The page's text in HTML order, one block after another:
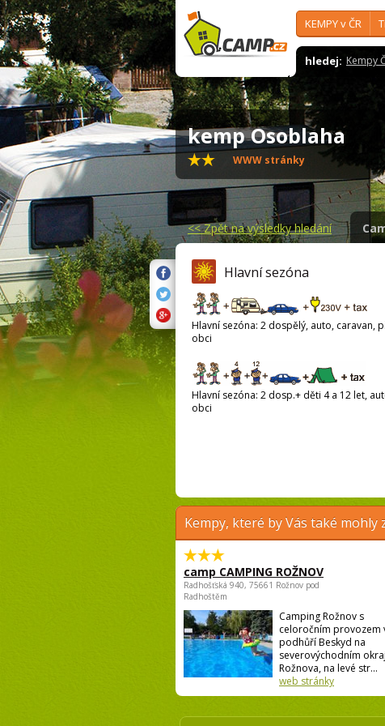
KEMPY v ČR
hledej: Kempy
kemp Osoblaha
WWW stránky
<<Zpět na výsledky hledání
Hlavní sezóna
Hlavní sezóna: 2 dospělý, auto, caravan,
obci
Hlavní sezóna: 2 dosp.+ děti 4 a 12 let,
obci
Kempy, které by Vás také mohly
camp CAMPING ROŽNOV
Radhošťská 940, 75661 Rožnov pod
Radhoštěm
Camping Rožnov s
celoročním provozem
podhůří Beskyd na
severovýchodním
Rožnova, na levé str...
web stránky